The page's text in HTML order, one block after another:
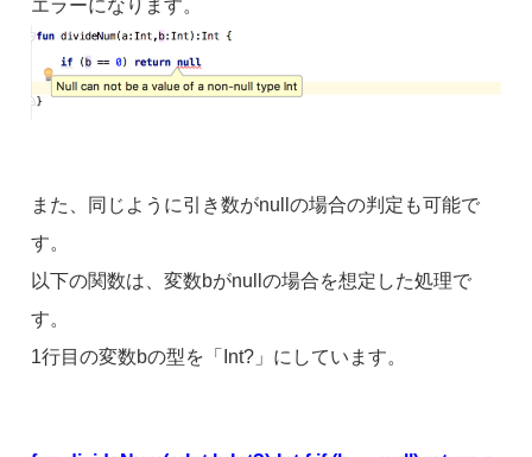
エラーになります。
また、同じように引き数がnullの場合の判定も可能で
す。
以下の関数は、変数bがnullの場合を想定した処理で
す。
1行目の変数bの型を「Int?」にしています。